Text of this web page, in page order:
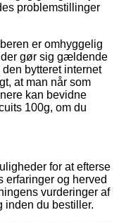
problemstillinger
er omhyggelig
gør sig gældende
bytteret internet
at man når som
kan bevidne
100g, om du
for at efterse
og herved
vurderinger af
inden du bestiller.